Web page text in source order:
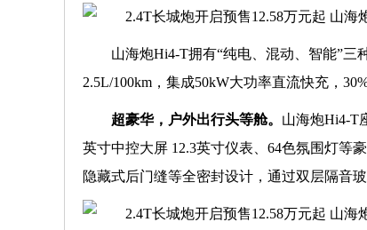
山海炮Hi4-T拥有“纯电、混动、智能”三
2.5L/100km，集成50kW大功率直流快充，
超豪华，户外出行头等舱。 山海炮Hi4-T
英寸中控大屏 12.3英寸仪表、64色氛围灯等
隐藏式后门缝等全密封设计，通过双层隔音